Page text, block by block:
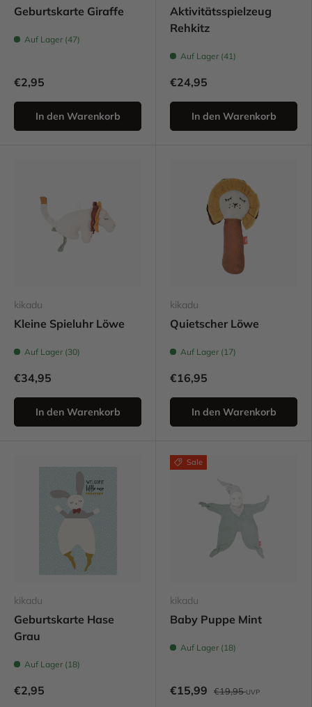
Geburtskarte Giraffe
Auf Lager (47)
€2,95
In den Warenkorb
Aktivitätsspielzeug
Rehkitz
Auf Lager (41)
€24,95
In den Warenkorb
kikadu
Kleine Spieluhr Löwe
Auf Lager (30)
€34,95
In den Warenkorb
kikadu
Quietscher Löwe
Auf Lager (17)
€16,95
In den Warenkorb
kikadu
Geburtskarte Hase
Grau
Auf Lager (18)
€2,95
Sale
kikadu
Baby Puppe Mint
Auf Lager (18)
€15,99 €19,95UVP